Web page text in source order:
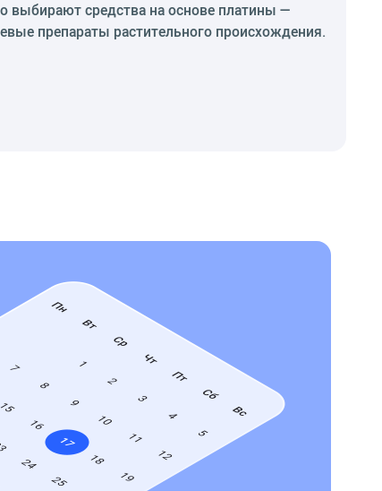
выбирают средства на основе платины —
препараты растительного происхождения.